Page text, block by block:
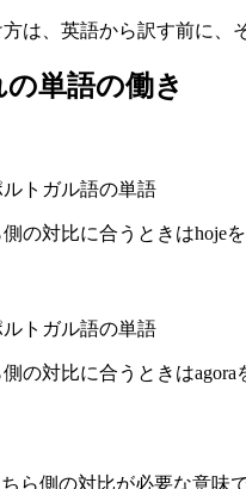
は、英語から訳す前に、
単語の働き
トガル語の単語
の対比に合うときはhojeを
トガル語の単語
の対比に合うときはagora
ちら側の対比が必要な意味